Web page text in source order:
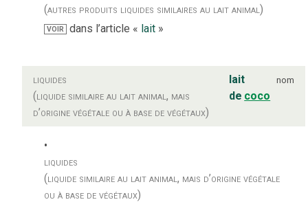
(autres produits liquides similaires au lait animal)
VOIR dans l’article « lait »
liquides
(liquide similaire au lait animal, mais
d’origine végétale ou à base de végétaux)
lait
de coco
nom
liquides
(liquide similaire au lait animal, mais d’origine végétale
ou à base de végétaux)